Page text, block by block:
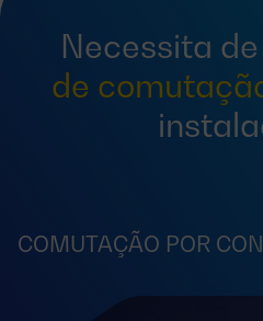
Necessita
de
COMUTAÇÃO POR